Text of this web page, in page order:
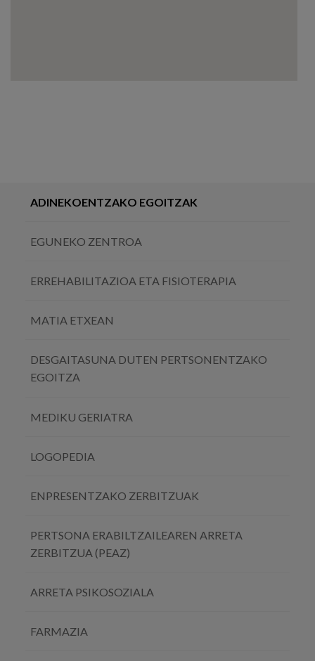
ADINEKOENTZAKO EGOITZAK
EGUNEKO ZENTROA
ERREHABILITAZIOA ETA FISIOTERAPIA
MATIA ETXEAN
DESGAITASUNA DUTEN PERTSONENTZAKO
EGOITZA
MEDIKU GERIATRA
LOGOPEDIA
ENPRESENTZAKO ZERBITZUAK
PERTSONA ERABILTZAILEAREN ARRETA
ZERBITZUA (PEAZ)
ARRETA PSIKOSOZIALA
FARMAZIA